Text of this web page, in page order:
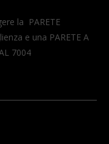
la PARETE
e una PARETE A
7004